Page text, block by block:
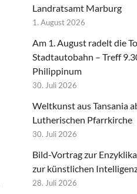
Landratsamt Marburg
1. August 2026
Am 1. August radelt die
Stadtautobahn – Treff
Philippinum
30. Juli 2026
Weltkunst aus Tansania
Lutherischen Pfarrkirche
30. Juli 2026
Bild-Vortrag zur
zur künstlichen
28. Juli 2026